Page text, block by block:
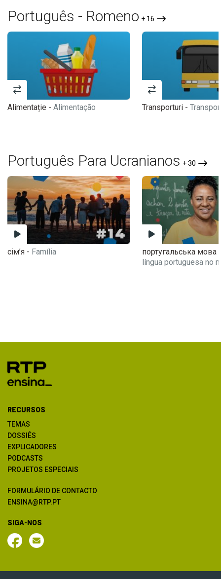
Português - Romeno + 16
Alimentație - Alimentação Transporturi -
Português Para Ucranianos + 30
сім’я - Família
португальська мова
língua portuguesa no
RECURSOS
TEMAS
DOSSIÊS
EXPLICADORES
PODCASTS
PROJETOS ESPECIAIS
FORMULÁRIO DE CONTACTO
ENSINA@RTP.PT
SIGA-NOS